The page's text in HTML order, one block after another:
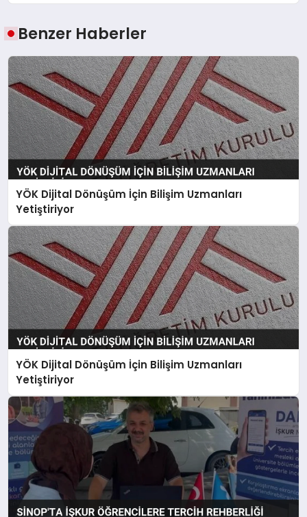
Benzer Haberler
YÖK Dijital Dönüşüm İçin Bilişim Uzmanları
Yetiştiriyor
YÖK Dijital Dönüşüm İçin Bilişim Uzmanları
Yetiştiriyor